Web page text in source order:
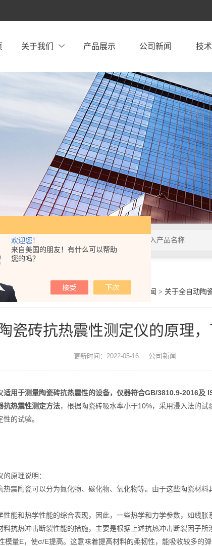
欢迎您！
来自美国的朋友！有什么可以帮助
您的吗？
关于我们 产品展示 公司新闻 技
样机，实验电炉等
你的位置： 首页 公司新闻 > 关于全自动陶
瓷砖抗热震性测定仪的原理
更新时间：2022-05-16 公司新闻
适用于测量陶瓷砖抗热震性的设备，仪器符合GB/3810.9-2016及
抗热震性测定方法，根据陶瓷砖吸水率小于10%，采用浸入法的
的试验。
原理说明：
陶瓷可以分为氮化物、碳化物、氧化物等。由于这些陶瓷材料
和热学性能的综合表现，因此，一些热学和力学参数，如线胀
抗热冲击断裂性能的措施，主要是根据上述抗热冲击断裂因子所
E，使σ/E提高。这意味着提高材料的柔韧性，能吸收较多的弹